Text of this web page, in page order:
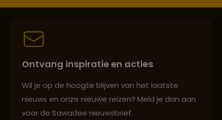
Best beoordeelde reisroutes
Ontvang inspiratie en acties
Wil je op de hoogte blijven van het laatste
nieuws en onze nieuwe reizen? Meld je dan aan
voor de Sawadee nieuwsbrief.